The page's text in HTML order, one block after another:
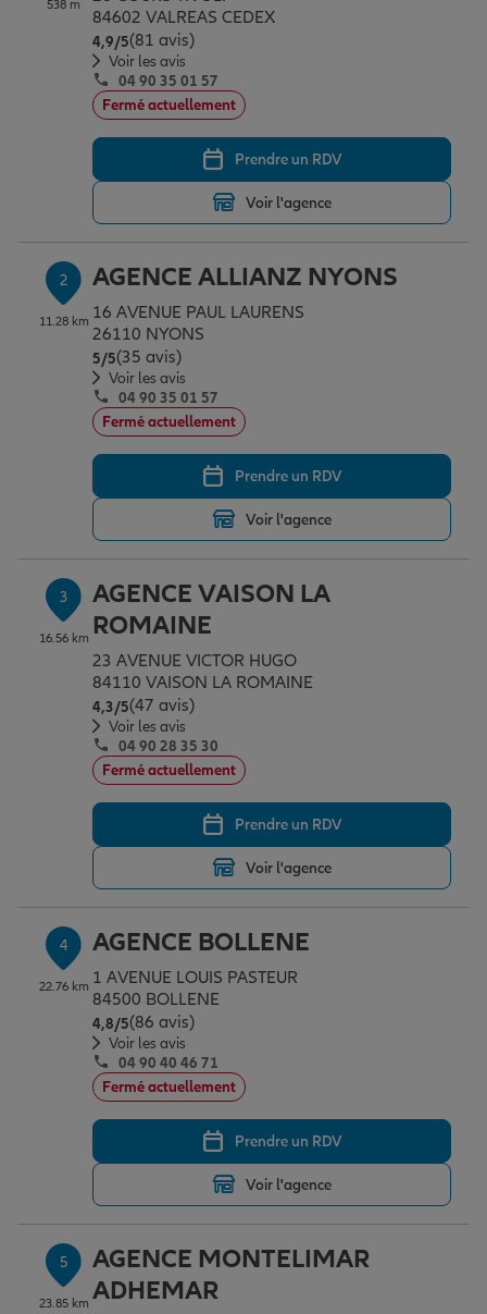
Assurance emprunteur
Prévoyance et dépendance
Assurance animal de compagnie
Protection de la famille
Protection juridique
Épargne & retraite
Plan épargne retraite
Assurance vie
Placements financiers
Investissements immobiliers
Transmission
Vos projets
Partir en vacances
Déménager
Changer de voiture
Départ à la retraite
Conseil assurance
Outre-mer
Assurance auto
Assurance habitation
Garantie des accidents de la vie
Assurance scolaire
Protection juridique
Tous nos devis d'assurance
Professionnels
Allianz en France
538 m
84602 VALREAS CEDEX
4,9/5Note de 4.9 sur 5
(81 avis)
Voir les avis
04 90 35 01 57
Fermé actuellement
Prendre un RDV
Voir l'agence
2
11.28 km
AGENCE ALLIANZ NYONS
16 AVENUE PAUL LAURENS
26110 NYONS
5/5Note de 5 sur 5
(35 avis)
Voir les avis
04 90 35 01 57
Fermé actuellement
Prendre un RDV
Voir l'agence
3
16.56 km
AGENCE VAISON LA
ROMAINE
23 AVENUE VICTOR HUGO
84110 VAISON LA ROMAINE
4,3/5Note de 4.3 sur 5
(47 avis)
Voir les avis
04 90 28 35 30
Fermé actuellement
Prendre un RDV
Voir l'agence
4
22.76 km
AGENCE BOLLENE
1 AVENUE LOUIS PASTEUR
84500 BOLLENE
4,8/5Note de 4.8 sur 5
(86 avis)
Voir les avis
04 90 40 46 71
Fermé actuellement
Prendre un RDV
Voir l'agence
5
23.85 km
AGENCE MONTELIMAR
ADHEMAR